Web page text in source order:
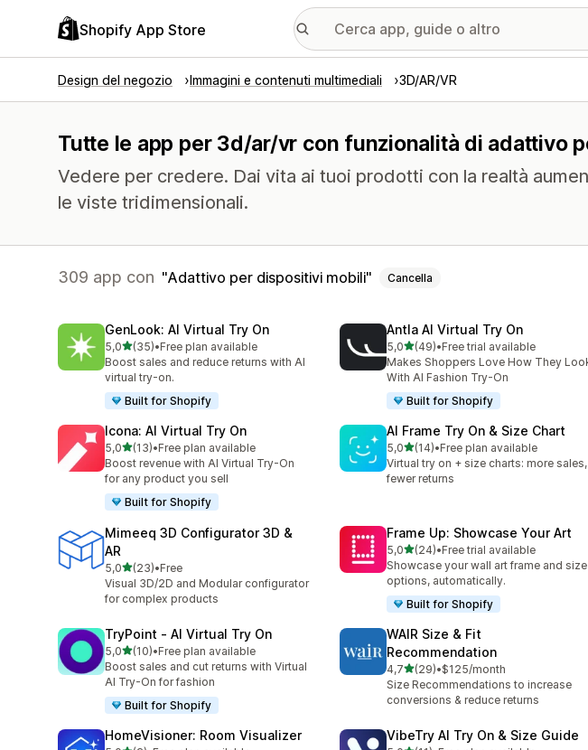
Shopify App Store
Design del negozio Immagini e contenuti multimediali 3D/AR/VR
Tutte le app per 3d/ar/vr con funzionalità di adattivo
Vedere per credere. Dai vita ai tuoi prodotti con la realtà
le viste tridimensionali.
309 app con Adattivo per dispositivi mobili Cancella
GenLook: AI Virtual Try On
5,0stelle su 5
(35)
35 recensioni totali
•Free plan available
Boost sales and reduce returns with AI
virtual try-on.
Built for Shopify
Antla AI Virtual Try On
5,0stelle su 5
(49)
49 recensioni totali
•Free trial available
Makes Shoppers Love How They
With AI Fashion Try-On
Built for Shopify
Icona: AI Virtual Try On
5,0stelle su 5
(13)
13 recensioni totali
•Free plan available
Boost revenue with AI Virtual Try-On
for any product you sell
Built for Shopify
AI Frame Try On & Size Chart
5,0stelle su 5
(14)
14 recensioni totali
•Free plan available
Virtual try on + size charts: more sales,
fewer returns
Mimeeq 3D Configurator 3D &
AR
5,0stelle su 5
(23)
23 recensioni totali
•Free
Visual 3D/2D and Modular configurator
for complex products
Frame Up: Showcase Your Art
5,0stelle su 5
(24)
24 recensioni totali
•Free trial available
Showcase your wall art frame and size
options, automatically.
Built for Shopify
TryPoint ‑ AI Virtual Try On
5,0stelle su 5
(10)
10 recensioni totali
•Free plan available
Boost sales and cut returns with Virtual
AI Try-On for fashion
Built for Shopify
WAIR Size & Fit
Recommendation
4,7stelle su 5
(29)
29 recensioni totali
•$125/month
Size Recommendations to increase
conversions & reduce returns
HomeVisioner: Room Visualizer VibeTry AI Try On & Size Guide